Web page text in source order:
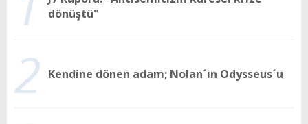
dönüştü"
2 Kendine dönen adam; Nolan´ın Odysseus´u